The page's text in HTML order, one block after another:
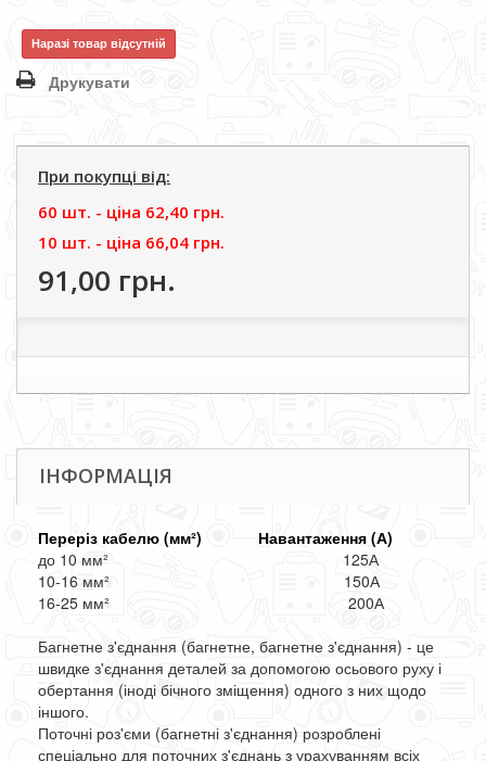
Наразі товар відсутній
Друкувати
При покупці від:
60 шт. - цiна 62,40 грн.
10 шт. - цiна 66,04 грн.
91,00 грн.
ІНФОРМАЦІЯ
Переріз кабелю (мм²)
Навантаження (А)
до 10 мм² 125А
10-16 мм² 150А
16-25 мм² 200А
Багнетне з'єднання (багнетне, багнетне з'єднання) - це
швидке з'єднання деталей за допомогою осьового руху і
обертання (іноді бічного зміщення) одного з них щодо
іншого.
Поточні роз'єми (багнетні з'єднання) розроблені
спеціально для поточних з'єднань з урахуванням всіх